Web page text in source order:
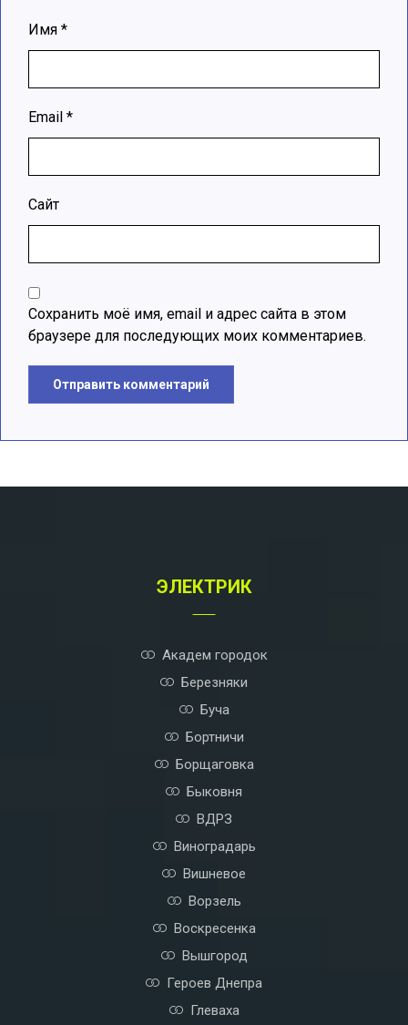
Имя *
Email *
Сайт
Сохранить моё имя, email и адрес сайта в этом
браузере для последующих моих комментариев.
Отправить комментарий
ЭЛЕКТРИК
Академ городок
Березняки
Буча
Бортничи
Борщаговка
Быковня
ВДРЗ
Виноградарь
Вишневое
Ворзель
Воскресенка
Вышгород
Героев Днепра
Глеваха